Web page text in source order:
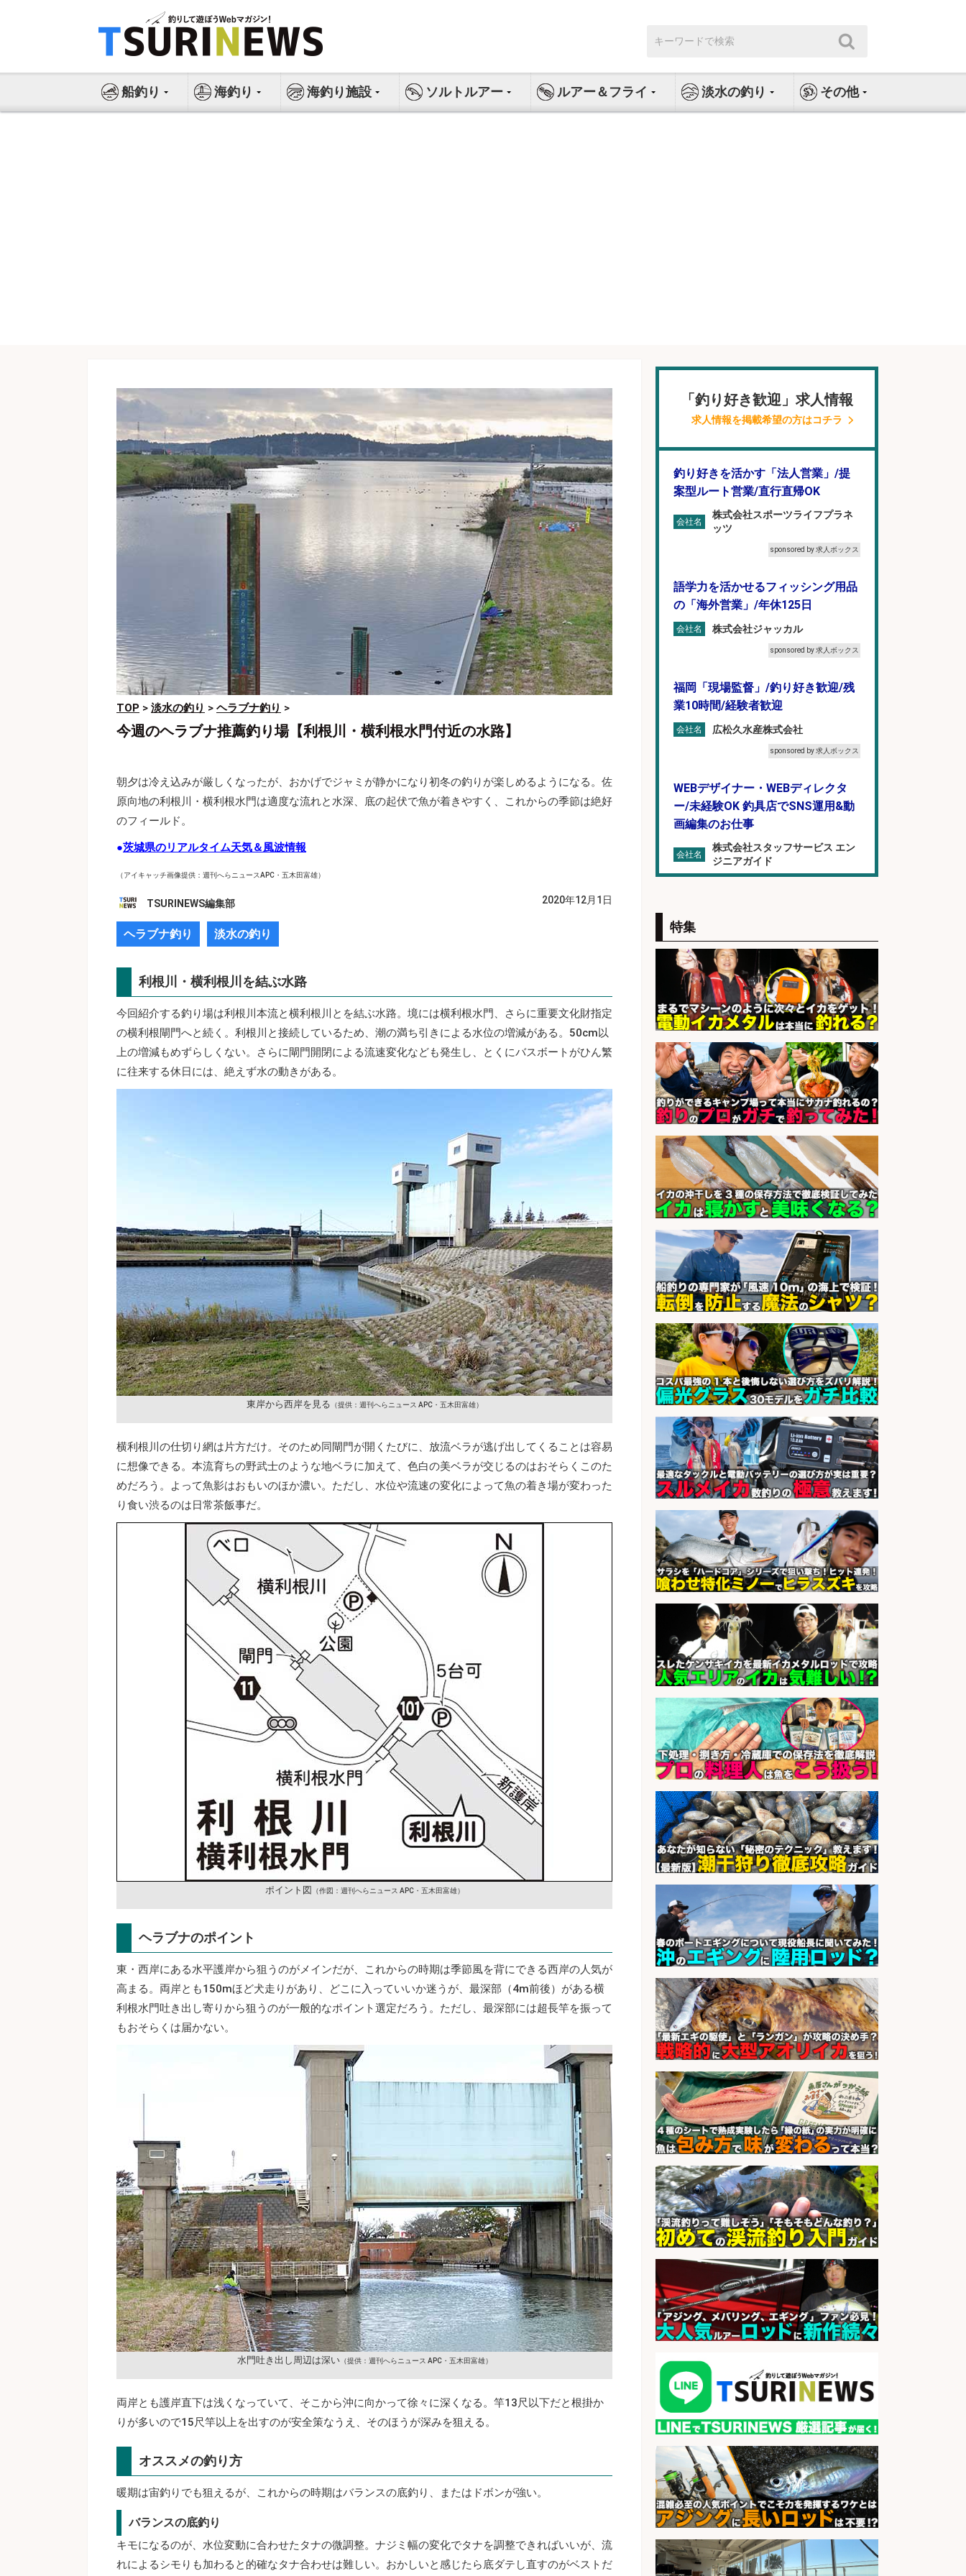
ス
索:
船釣り 海釣り 海釣り施設 ソルトルアー ルアー＆フライ 淡水の釣り その他
TOP > 淡水の釣り > ヘラブナ釣り >
今週のヘラブナ推薦釣り場【利根川・横利根水門付近の水路】
朝夕は冷え込みが厳しくなったが、おかげでジャミが静かになり初冬の釣りが楽しめるようになる。佐
原向地の利根川・横利根水門は適度な流れと水深、底の起伏で魚が着きやすく、これからの季節は絶好
のフィールド。
●茨城県のリアルタイム天気＆風波情報
（アイキャッチ画像提供：週刊へらニュースAPC・五木田富雄）
TSURINEWS編集部 2020年12月1日
ヘラブナ釣り 淡水の釣り
利根川・横利根川を結ぶ水路
今回紹介する釣り場は利根川本流と横利根川とを結ぶ水路。境には横利根水門、さらに重要文化財指定
の横利根閘門へと続く。利根川と接続しているため、潮の満ち引きによる水位の増減がある。50cm以
上の増減もめずらしくない。さらに閘門開閉による流速変化なども発生し、とくにバスボートがひん繁
に往来する休日には、絶えず水の動きがある。
東岸から西岸を見る （提供：週刊へらニュース APC・五木田富雄）
横利根川の仕切り網は片方だけ。そのため同閘門が開くたびに、放流ベラが逃げ出してくることは容易
に想像できる。本流育ちの野武士のような地ベラに加えて、色白の美ベラが交じるのはおそらくこのた
めだろう。よって魚影はおもいのほか濃い。ただし、水位や流速の変化によって魚の着き場が変わった
り食い渋るのは日常茶飯事だ。
ポイント図 （作図：週刊へらニュース APC・五木田富雄）
ヘラブナのポイント
東・西岸にある水平護岸から狙うのがメインだが、これからの時期は季節風を背にできる西岸の人気が
高まる。両岸とも150mほど犬走りがあり、どこに入っていいか迷うが、最深部（4m前後）がある横
利根水門吐き出し寄りから狙うのが一般的なポイント選定だろう。ただし、最深部には超長竿を振って
もおそらくは届かない。
水門吐き出し周辺は深い（提供：週刊へらニュース APC・五木田富雄）
両岸とも護岸直下は浅くなっていて、そこから沖に向かって徐々に深くなる。竿13尺以下だと根掛か
りが多いので15尺竿以上を出すのが安全策なうえ、そのほうが深みを狙える。
オススメの釣り方
暖期は宙釣りでも狙えるが、これからの時期はバランスの底釣り、またはドボンが強い。
バランスの底釣り
キモになるのが、水位変動に合わせたタナの微調整。ナジミ幅の変化でタナを調整できればいいが、流
れによるシモりも加わると的確なタナ合わせは難しい。おかしいと感じたら底ダテし直すのがベストだ
「釣り好き歓迎」求人情報
求人情報を掲載希望の方はコチラ
釣り好きを活かす「法人営業」/提
案型ルート営業/直行直帰OK
会社名
株式会社スポーツライフプラネ
ッツ
sponsored by 求人ボックス
語学力を活かせるフィッシング用品
の「海外営業」/年休125日
会社名 株式会社ジャッカル
sponsored by 求人ボックス
福岡「現場監督」/釣り好き歓迎/残
業10時間/経験者歓迎
会社名 広松久水産株式会社
sponsored by 求人ボックス
WEBデザイナー・WEBディレクタ
ー/未経験OK 釣具店でSNS運用&動
画編集のお仕事
会社名
株式会社スタッフサービス エン
ジニアガイド
釣り具メーカーでの釣り竿の設計開
発業務
会社名 株式会社天龍
sponsored by 求人ボックス
釣り好き必見「釣具の設計開
会社名
株式会社スポーツライフプラネ
ッツ
sponsored by 求人ボックス
未経験歓迎/釣り具メーカーでのル
ート営業/釣りや釣具などの知識必
須/残業なし
会社名 株式会社天龍
sponsored by 求人ボックス
オキアミをはじめとする釣り餌の
「製造」/釣り好き歓迎
会社名 広松久水産株式会社
福岡/未経験歓迎「ルート営業」/釣
り好き歓迎/インセンティブ
会社名 広松久水産株式会社
sponsored by 求人ボックス
釣り具メーカーでの釣り竿の販売促
進業務
会社名 株式会社天龍
sponsored by 求人ボックス
さらに求人情報を見る
特集